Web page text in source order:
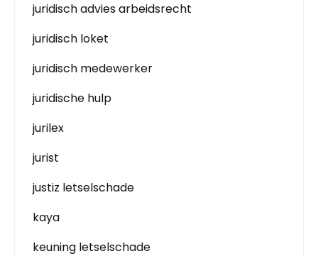
juridisch advies arbeidsrecht
juridisch loket
juridisch medewerker
juridische hulp
jurilex
jurist
justiz letselschade
kaya
keuning letselschade